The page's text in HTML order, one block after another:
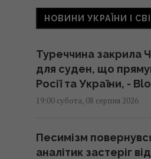
НОВИНИ УКРАЇНИ І
Туреччина закрила
для суден, що
Росії та України, -
19:00 субота, 08 серпня 2026
Песимізм
аналітик застеріг від